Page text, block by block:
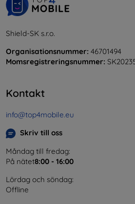
Shield-SK s.r.o.
Organisationsnummer: 46701494
Momsregistreringsnummer:
Kontakt
info@top4mobile.eu
Skriv till oss
Måndag till fredag:
På nätet8:00 - 16:00
Lördag och söndag:
Offline